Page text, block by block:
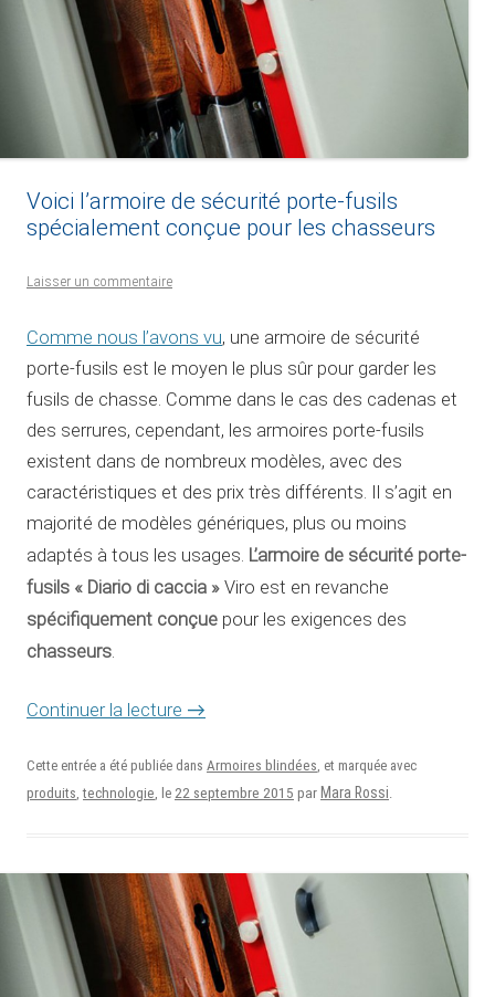
Voici l’armoire de sécurité porte-fusils
spécialement conçue pour les chasseurs
Laisser un commentaire
Comme nous l’avons vu, une armoire de sécurité
porte-fusils est le moyen le plus sûr pour garder les
fusils de chasse. Comme dans le cas des cadenas et
des serrures, cependant, les armoires porte-fusils
existent dans de nombreux modèles, avec des
caractéristiques et des prix très différents. Il s’agit en
majorité de modèles génériques, plus ou moins
adaptés à tous les usages. L’armoire de sécurité porte-
fusils « Diario di caccia » Viro est en revanche
spécifiquement conçue pour les exigences des
chasseurs.
Continuer la lecture →
Cette entrée a été publiée dans Armoires blindées, et marquée avec
produits,technologie, le 22 septembre 2015 par Mara Rossi.